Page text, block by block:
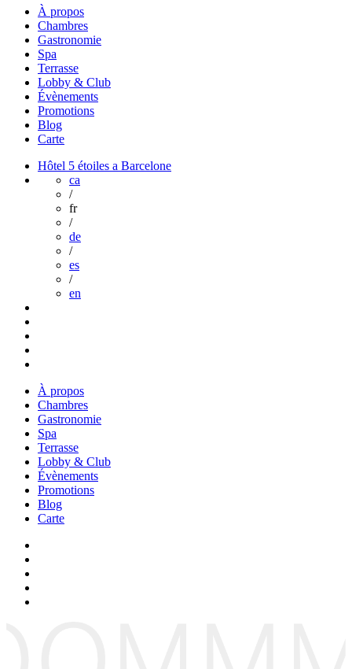
À propos
Chambres
Gastronomie
Spa
Terrasse
Lobby & Club
Évènements
Promotions
Blog
Carte
Hôtel 5 étoiles a Barcelone
ca
/
fr
/
de
/
es
/
en
À propos
Chambres
Gastronomie
Spa
Terrasse
Lobby & Club
Évènements
Promotions
Blog
Carte